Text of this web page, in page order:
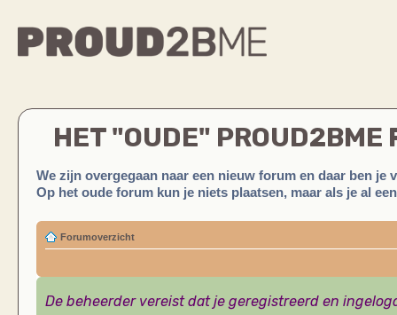
HET "OUDE" PROUD2BME
We zijn overgegaan naar een nieuw forum en daar ben je
Op het oude forum kun je niets plaatsen, maar als je al
Forumoverzicht
De beheerder vereist dat je geregistreerd en